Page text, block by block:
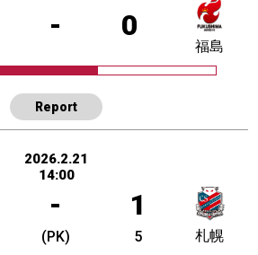
- 0
福島
Report
2026.2.21
14:00
- 1
(PK) 5 札幌